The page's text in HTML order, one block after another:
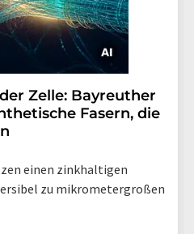
Zelle: Bayreuther
Fasern, die
einen zinkhaltigen
zu mikrometergroßen